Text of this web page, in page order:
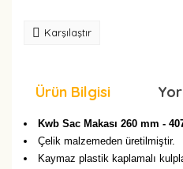
Karşılaştır
Ürün Bilgisi
Kwb Sac Makası 260 mm -
Çelik malzemeden üretilmiştir.
Kaymaz plastik kaplamalı